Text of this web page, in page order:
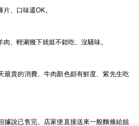
、口味還OK。
、輕涮幾下就挺不錯吃、沒騷味。
最貴的消費、牛肉顏色頗有鮮度、紫先生吃
據說已售完、店家便直接送來一般麵條給姐